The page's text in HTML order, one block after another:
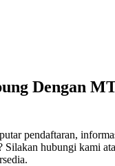
Dengan
pendaftaran,
Silakan hubungi kami